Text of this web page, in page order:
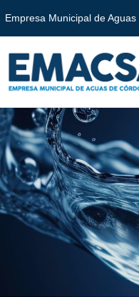
Empresa Municipal de Aguas